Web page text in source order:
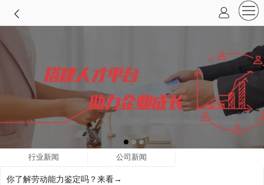
行业新闻 公司新闻
你了解劳动能力鉴定吗？来看→